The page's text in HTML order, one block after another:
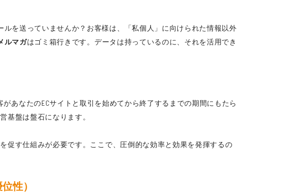
を送っていませんか？お客様は、「私個人」に向けられた情報以外
ルマガはゴミ箱行きです。データは持っているのに、それを活用でき
あなたのECサイトと取引を始めてから終了するまでの期間にもたら
基盤は盤石になります。
促す仕組みが必要です。ここで、圧倒的な効率と効果を発揮するの
性）